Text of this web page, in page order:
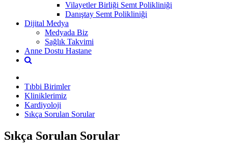
Vilayetler Birliği Semt Polikliniği
Danıştay Semt Polikliniği
Dijital Medya
Medyada Biz
Sağlık Takvimi
Anne Dostu Hastane
Tıbbi Birimler
Kliniklerimiz
Kardiyoloji
Sıkça Sorulan Sorular
Sıkça Sorulan Sorular